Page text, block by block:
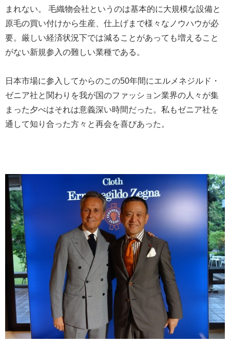
まれない。 毛織物会社というのは基本的に大規模な設備と
原毛の買い付けから生産、仕上げまで様々なノウハウが必
要。厳しい経済状況下では減ることがあっても増えること
がない新規参入の難しい業種である。
日本市場に参入してからのこの50年間にエルメネジルド・
ゼニア社と関わりを我が国のファッション業界の人々が集
まった夕べはそれは意義深い時間だった。私もゼニア社を
通して知り合った方々と再会を喜びあった。